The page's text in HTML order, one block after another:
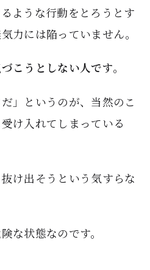
ような行動をとろうとす
力には陥っていません。
こうとしない人です。
」というのが、当然のこ
け入れてしまっている
け出そうという気すらな
な状態なのです。